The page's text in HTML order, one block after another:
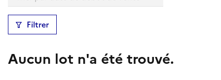
Filtrer
Aucun lot n'a été trouvé.